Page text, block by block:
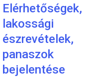
Elérhetőségek,
lakossági
észrevételek,
panaszok
bejelentése